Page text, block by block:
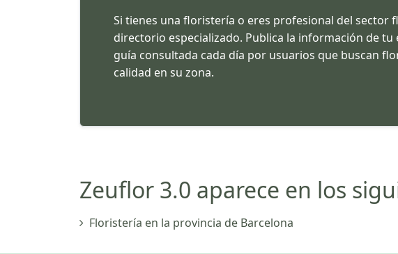
Si tienes una floristería o eres profesional del sector
directorio especializado. Publica la información de
guía consultada cada día por usuarios que buscan
calidad en su zona.
Zeuflor 3.0 aparece en los
Floristería en la provincia de Barcelona